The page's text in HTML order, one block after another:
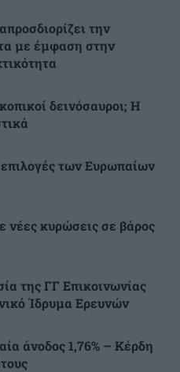
την
με έμφαση στην
δεινόσαυροι; Η
των Ευρωπαίων
νέες κυρώσεις σε βάρος
της ΓΓ Επικοινωνίας
Ίδρυμα Ερευνών
άνοδος 1,76% – Κέρδη